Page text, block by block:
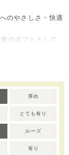
のやさしさ・快適
のギフトとして
肩ボタン部分開
なども考慮した
類や下着、バッ
との組み合わせ
厚め
とても有り
ルーズ
有り